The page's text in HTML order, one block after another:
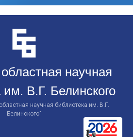
научная
им. В.Г. Белинского
научная библиотека им. В.Г.
Белинского"